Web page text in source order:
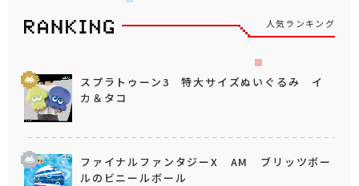
人気ランキング
スプラトゥーン3 特大サイズぬいぐるみ イ
カ＆タコ
ファイナルファンタジーX AM ブリッツボー
ルのビニールボール